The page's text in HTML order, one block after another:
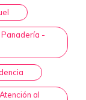
-
al